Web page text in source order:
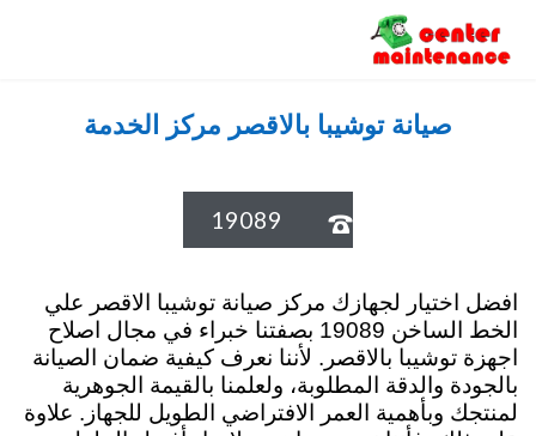
صيانة توشيبا بالاقصر مركز الخدمة

19089
افضل اختيار لجهازك مركز صيانة توشيبا الاقصر علي
الخط الساخن 19089 بصفتنا خبراء في مجال اصلاح
اجهزة توشيبا بالاقصر. لأننا نعرف كيفية ضمان الصيانة
بالجودة والدقة المطلوبة، ولعلمنا بالقيمة الجوهرية
لمنتجك وبأهمية العمر الافتراضي الطويل للجهاز. علاوة